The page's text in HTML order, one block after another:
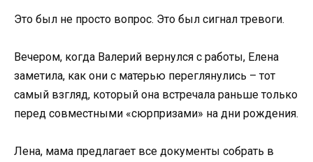
Это был не просто вопрос. Это был сигнал тревоги.
Вечером, когда Валерий вернулся с работы, Елена
заметила, как они с матерью переглянулись – тот
самый взгляд, который она встречала раньше только
перед совместными «сюрпризами» на дни рождения.
Лена, мама предлагает все документы собрать в